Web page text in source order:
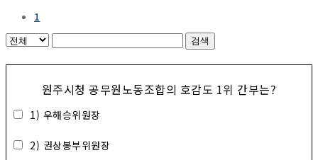
1
검색
원주시청 공무원노동조합의 호감도 1위 간부는?
1) 우해승위원장
2) 권상봉부위원장